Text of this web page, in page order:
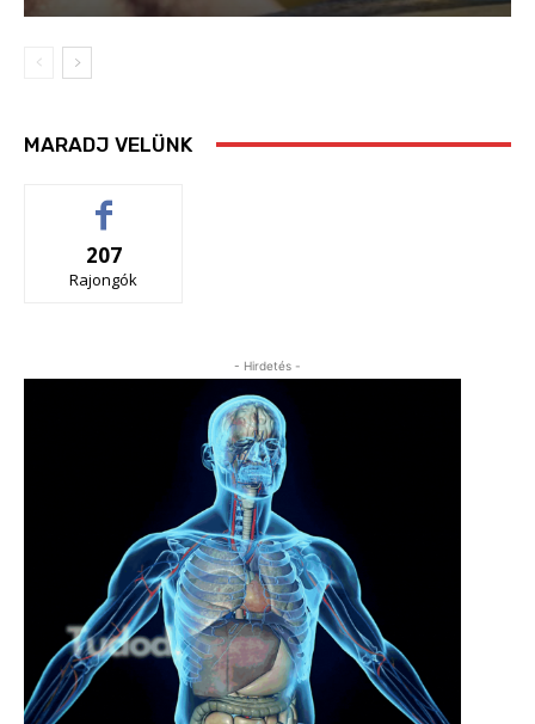
MARADJ VELÜNK
207
Rajongók
- Hirdetés -